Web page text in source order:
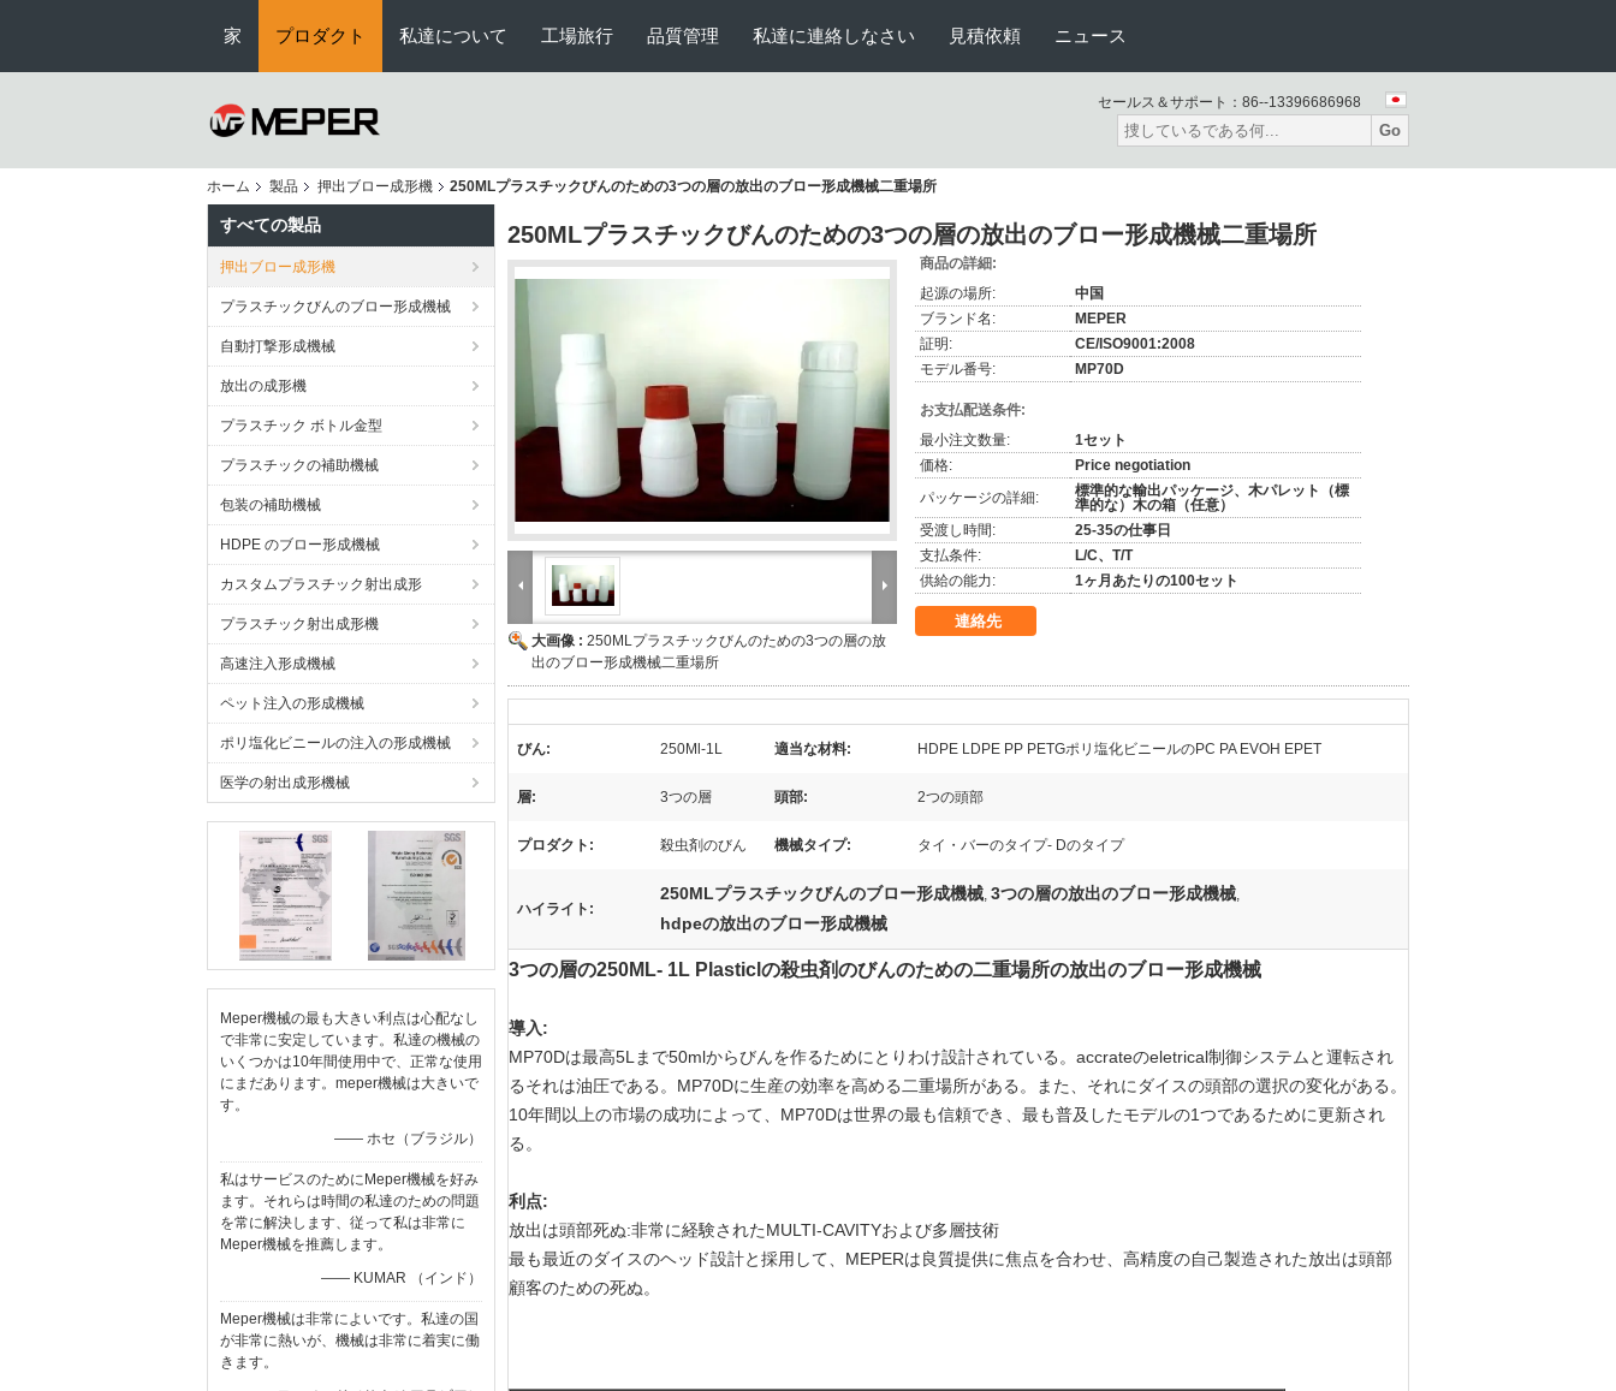
家 プロダクト 私達について 工場旅行 品質管理 私達に連絡しなさい 見積依頼 ニュース
セールス＆サポート： 86--13396686968
Go
ホーム 製品 押出ブロー成形機 250MLプラスチックびんのための3つの層の放出のブロー形成機械二重場所
すべての製品
押出ブロー成形機
プラスチックびんのブロー形成機械
自動打撃形成機械
放出の成形機
プラスチック ボトル金型
プラスチックの補助機械
包装の補助機械
HDPE のブロー形成機械
カスタムプラスチック射出成形
プラスチック射出成形機
高速注入形成機械
ペット注入の形成機械
ポリ塩化ビニールの注入の形成機械
医学の射出成形機械
Meper機械の最も大きい利点は心配なし
で非常に安定しています。私達の機械の
いくつかは10年間使用中で、正常な使用
にまだあります。meper機械は大きいで
す。
—— ホセ（ブラジル）
私はサービスのためにMeper機械を好み
ます。それらは時間の私達のための問題
を常に解決します、従って私は非常に
Meper機械を推薦します。
—— KUMAR （インド）
Meper機械は非常によいです。私達の国
が非常に熱いが、機械は非常に着実に働
きます。
250MLプラスチックびんのための3つの層の放出のブロー形成機械二重場所
大画像 : 250MLプラスチックびんのための3つの層の放
出のブロー形成機械二重場所
商品の詳細:
起源の場所:
中国
ブランド名:
MEPER
証明:
CE/ISO9001:2008
モデル番号:
MP70D
お支払配送条件:
最小注文数量:
1セット
価格:
Price negotiation
パッケージの詳細:
標準的な輸出パッケージ、木パレット（標
準的な）木の箱（任意）
受渡し時間:
25-35の仕事日
支払条件:
L/C、T/T
供給の能力:
1ヶ月あたりの100セット
連絡先
びん: 250Ml-1L 適当な材料: HDPE LDPE PP PETGポリ塩化ビニールのPC PA EVOH EPET
層: 3つの層 頭部: 2つの頭部
プロダクト: 殺虫剤のびん 機械タイプ: タイ・バーのタイプ- Dのタイプ
ハイライト:
250MLプラスチックびんのブロー形成機械, 3つの層の放出のブロー形成機械,
hdpeの放出のブロー形成機械
3つの層の250ML- 1L Plasticlの殺虫剤のびんのための二重場所の放出のブロー形成機械
導入:
MP70Dは最高5Lまで50mlからびんを作るためにとりわけ設計されている。accrateのeletrical制御システムと運転され
るそれは油圧である。MP70Dに生産の効率を高める二重場所がある。また、それにダイスの頭部の選択の変化がある。
10年間以上の市場の成功によって、MP70Dは世界の最も信頼でき、最も普及したモデルの1つであるために更新され
る。
利点:
放出は頭部死ぬ:非常に経験されたMULTI-CAVITYおよび多層技術
最も最近のダイスのヘッド設計と採用して、MEPERは良質提供に焦点を合わせ、高精度の自己製造された放出は頭部
顧客のための死ぬ。